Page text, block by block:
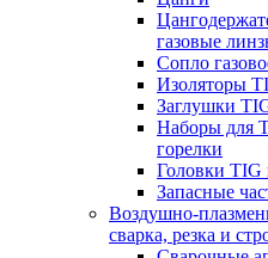
газовые
Сопло
Изоляторы
Заглушки
Наборы для
горелки
Головки TIG
Запасные
Воздушно-
сварка, резка и